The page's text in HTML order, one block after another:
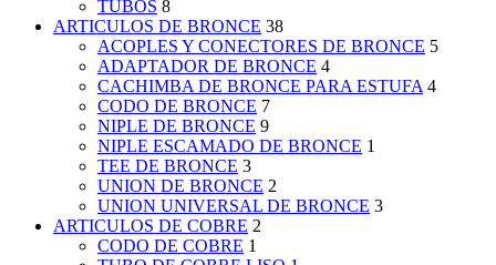
TUBOS 8
ARTICULOS DE BRONCE 38
ACOPLES Y CONECTORES DE BRONCE 5
ADAPTADOR DE BRONCE 4
CACHIMBA DE BRONCE PARA ESTUFA 4
CODO DE BRONCE 7
NIPLE DE BRONCE 9
NIPLE ESCAMADO DE BRONCE 1
TEE DE BRONCE 3
UNION DE BRONCE 2
UNION UNIVERSAL DE BRONCE 3
ARTICULOS DE COBRE 2
CODO DE COBRE 1